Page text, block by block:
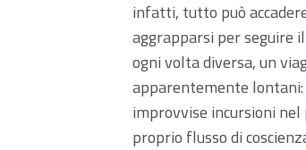
infatti, tutto può
aggrapparsi per seguire
ogni volta diversa, un
apparentemente lontani:
improvvise incursioni
proprio flusso di